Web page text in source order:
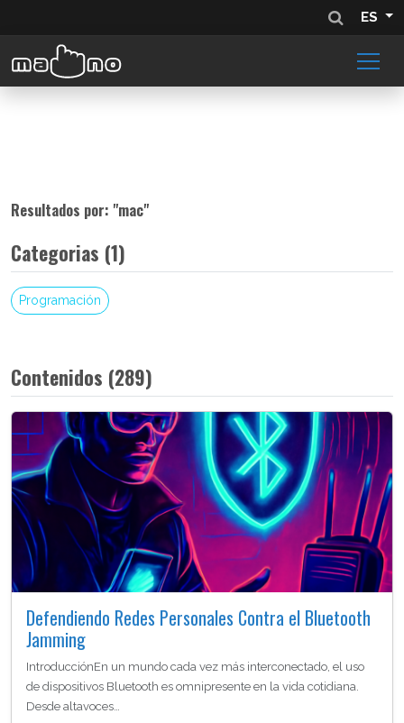
ES
Resultados por: "mac"
Categorias (1)
Programación
Contenidos (289)
Defendiendo Redes Personales Contra el Bluetooth
Jamming
IntroducciónEn un mundo cada vez más interconectado, el uso
de dispositivos Bluetooth es omnipresente en la vida cotidiana.
Desde altavoces…